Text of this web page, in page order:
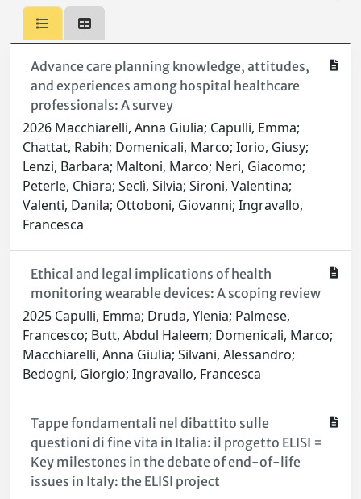
Advance care planning knowledge, attitudes,
and experiences among hospital healthcare
professionals: A survey
2026 Macchiarelli, Anna Giulia; Capulli, Emma;
Chattat, Rabih; Domenicali, Marco; Iorio, Giusy;
Lenzi, Barbara; Maltoni, Marco; Neri, Giacomo;
Peterle, Chiara; Seclì, Silvia; Sironi, Valentina;
Valenti, Danila; Ottoboni, Giovanni; Ingravallo,
Francesca
Ethical and legal implications of health
monitoring wearable devices: A scoping review
2025 Capulli, Emma; Druda, Ylenia; Palmese,
Francesco; Butt, Abdul Haleem; Domenicali, Marco;
Macchiarelli, Anna Giulia; Silvani, Alessandro;
Bedogni, Giorgio; Ingravallo, Francesca
Tappe fondamentali nel dibattito sulle
questioni di fine vita in Italia: il progetto ELISI =
Key milestones in the debate of end-of-life
issues in Italy: the ELISI project